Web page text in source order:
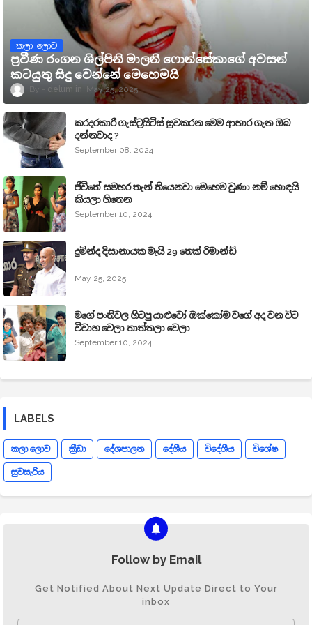
කලා ලොව
ප්‍රවීණ රංගන ශිල්පිනි මාලනී ෆොන්සේකාගේ අවසන්
කටයුතු සිදු වෙන්නේ මෙහෙමයි
delum May 25, 2025
කරදරකාරී ගැස්ට්‍රයිටිස් සුවකරන මෙම ආහාර ගැන ඔබ
දන්නවාද ?
September 08, 2024
ජීවිතේ සමහර තැන් තියෙනවා මෙහෙම වුණා නම් හොඳයි
කියලා හිතෙන
September 10, 2024
දුමින්ද දිසානායක මැයි 29 තෙක් රිමාන්ඩ්
May 25, 2025
මගේ පංතිවල හිටපු යාළුවෝ ඔක්කෝම වගේ අද වන විට
විවාහ වෙලා තාත්තලා වෙලා
September 10, 2024
LABELS
කලා ලොව ක්‍රීඩා දේශපාලන දේශීය විදේශීය විශේෂ
සුවසැරිය
Follow by Email
Get Notified About Next Update Direct to Your
inbox